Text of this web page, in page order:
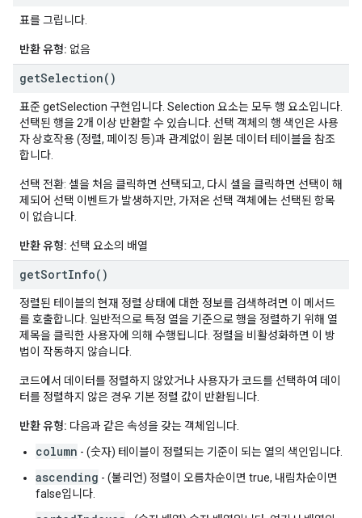
표를 그립니다.
반환 유형: 없음
getSelection( )
표준 getSelection 구현입니다. Selection 요소는 모두 행 요소입니다.
선택된 행을 2개 이상 반환할 수 있습니다. 선택 객체의 행 색인은 사용
자 상호작용 (정렬, 페이징 등)과 관계없이 원본 데이터 테이블을 참조
합니다.
선택 전환: 셀을 처음 클릭하면 선택되고, 다시 셀을 클릭하면 선택이 해
제되어 선택 이벤트가 발생하지만, 가져온 선택 객체에는 선택된 항목
이 없습니다.
반환 유형: 선택 요소의 배열
getSortInfo( )
정렬된 테이블의 현재 정렬 상태에 대한 정보를 검색하려면 이 메서드
를 호출합니다. 일반적으로 특정 열을 기준으로 행을 정렬하기 위해 열
제목을 클릭한 사용자에 의해 수행됩니다. 정렬을 비활성화하면 이 방
법이 작동하지 않습니다.
코드에서 데이터를 정렬하지 않았거나 사용자가 코드를 선택하여 데이
터를 정렬하지 않은 경우 기본 정렬 값이 반환됩니다.
반환 유형: 다음과 같은 속성을 갖는 객체입니다.
column - (숫자) 테이블이 정렬되는 기준이 되는 열의 색인입니다.
ascending - (불리언) 정렬이 오름차순이면 true, 내림차순이면
false입니다.